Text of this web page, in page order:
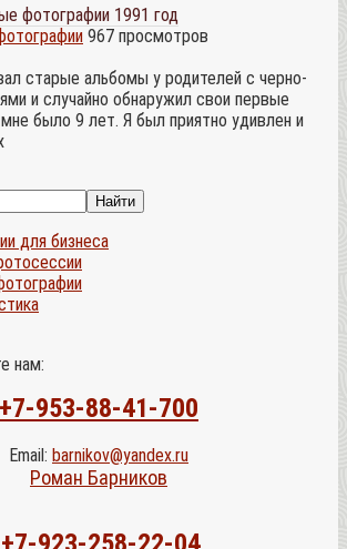
фотографии 1991 год
967 просмотров
старые альбомы у родителей с черно-
и случайно обнаружил свои первые
было 9 лет. Я был приятно удивлен и
для бизнеса
нам:
+7-953-88-41-700
Email: barnikov@yandex.ru
Роман Барников